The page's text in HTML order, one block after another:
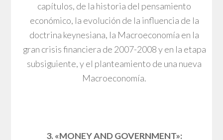
capítulos, de la historia del pensamiento
económico, la evolución de la influencia de la
doctrina keynesiana, la Macroeconomía en la
gran crisis financiera de 2007-2008 y en la etapa
subsiguiente, y el planteamiento de una nueva
Macroeconomía.
3. «MONEY AND GOVERNMENT»: